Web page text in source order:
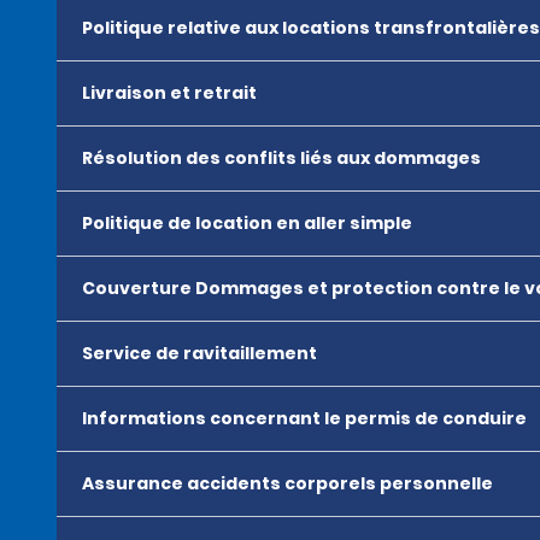
Politique relative aux locations transfrontalières
Livraison et retrait
Résolution des conflits liés aux dommages
Politique de location en aller simple
Couverture Dommages et protection contre le
Service de ravitaillement
Informations concernant le permis de conduire
Assurance accidents corporels personnelle